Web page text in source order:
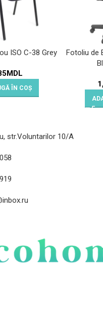
ISO C-38 Grey
MDL
ÎN COȘ
Fotoliu de
str.Voluntarilor 10/A